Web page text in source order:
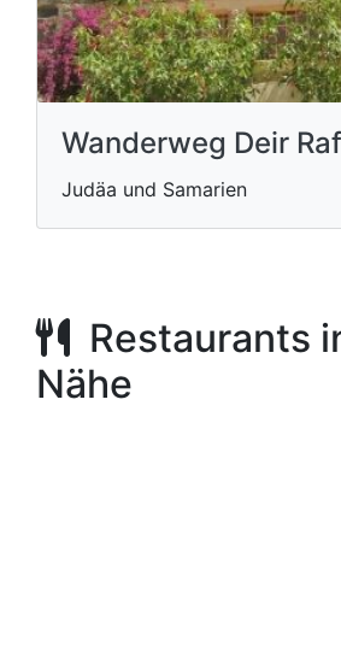
Wanderweg Deir
Judäa und Samarien
Restaurants
Nähe